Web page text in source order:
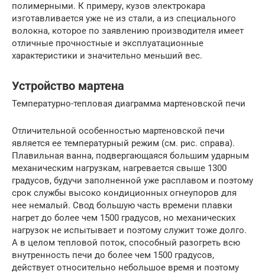
полимерными. К примеру, кузов электрокара
изготавливается уже не из стали, а из специального
волокна, которое по заявлению производителя имеет
отличные прочностные и эксплуатационные
характеристики и значительно меньший вес.
Устройство мартена
Температурно-тепловая диаграмма мартеновской печи
Отличительной особенностью мартеновской печи
является ее температурный режим (см. рис. справа).
Плавильная ванна, подвергающаяся большим ударным
механическим нагрузкам, нагревается свыше 1300
градусов, будучи заполненной уже расплавом и поэтому
срок службы высоко кондиционных огнеупоров для
нее немалый. Свод большую часть времени плавки
нагрет до более чем 1500 градусов, но механических
нагрузок не испытывает и поэтому служит тоже долго.
А в целом тепловой поток, способный разогреть всю
внутренность печи до более чем 1500 градусов,
действует относительно небольшое время и поэтому